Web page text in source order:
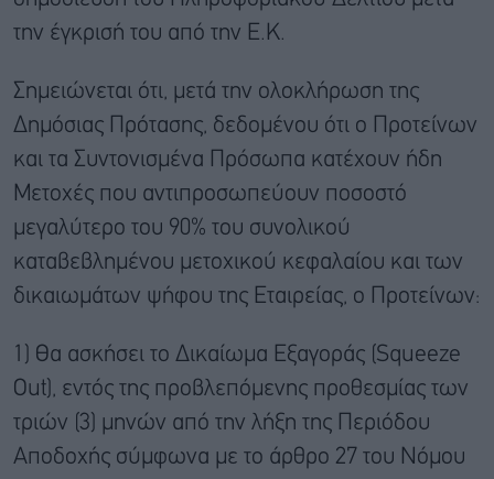
την έγκρισή του από την Ε.Κ.
Σημειώνεται ότι, μετά την ολοκλήρωση της
Δημόσιας Πρότασης, δεδομένου ότι ο Προτείνων
και τα Συντονισμένα Πρόσωπα κατέχουν ήδη
Μετοχές που αντιπροσωπεύουν ποσοστό
μεγαλύτερο του 90% του συνολικού
καταβεβλημένου μετοχικού κεφαλαίου και των
δικαιωμάτων ψήφου της Εταιρείας, ο Προτείνων:
1) Θα ασκήσει το Δικαίωμα Εξαγοράς (Squeeze
Out), εντός της προβλεπόμενης προθεσμίας των
τριών (3) μηνών από την λήξη της Περιόδου
Αποδοχής σύμφωνα με το άρθρο 27 του Νόμου